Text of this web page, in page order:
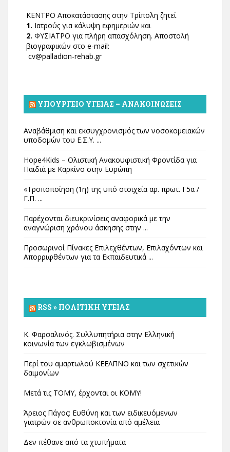
ΚΕΝΤΡΟ Αποκατάστασης στην Τρίπολη ζητεί
1. Ιατρούς για κάλυψη εφημεριών και
2. ΦΥΣΙΑΤΡΟ για πλήρη απασχόληση. Αποστολή
βιογραφικών στο e-mail:
cv@palladion-rehab.gr
ΥΠΟΥΡΓΕΊΟ ΥΓΕΊΑΣ – ΑΝΑΚΟΙΝΏΣΕΙΣ
Αναβάθμιση και εκσυγχρονισμός των νοσοκομειακών
υποδομών του Ε.Σ.Υ. ...
Hope4Kids – Ολιστική Ανακουφιστική Φροντίδα για
Παιδιά με Καρκίνο στην Ευρώπη
«Τροποποίηση (1η) της υπό στοιχεία αρ. πρωτ. Γ5α /
Γ.Π. ...
Παρέχονται διευκρινίσεις αναφορικά με την
αναγνώριση χρόνου άσκησης στην ...
Προσωρινοί Πίνακες Επιλεχθέντων, Επιλαχόντων και
Απορριφθέντων για τα Εκπαιδευτικά ...
RSS » ΠΟΛΙΤΙΚΉ ΥΓΕΊΑΣ
Κ. Φαρσαλινός. Συλλυπητήρια στην Ελληνική
κοινωνία των εγκλωβισμένων
Περί του αμαρτωλού ΚΕΕΛΠΝΟ και των σχετικών
δαιμονίων
Μετά τις ΤΟΜΥ, έρχονται οι ΚΟΜΥ!
Άρειος Πάγος: Ευθύνη και των ειδικευόμενων
γιατρών σε ανθρωποκτονία από αμέλεια
Δεν πέθανε από τα χτυπήματα